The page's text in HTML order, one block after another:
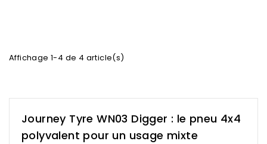
Affichage 1-4 de 4 article(s)
Journey Tyre WN03 Digger : le pneu 4x4
polyvalent pour un usage mixte